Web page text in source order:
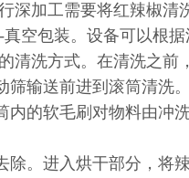
深加工需要将红辣椒清
空包装。设备可以根据
清洗方式。在清洗之前
输送前进到滚筒清洗
的软毛刷对物料由冲
。进入烘干部分，将